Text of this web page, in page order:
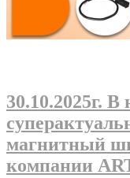
30.10.2025г. В
магнитный
компании